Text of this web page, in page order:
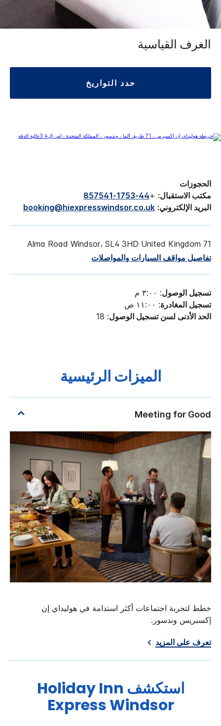
الغرف القياسية
حدد التواريخ
الحجوزات
مكتب الاستقبال: +
44-1753-857541
البريد الإلكتروني: booking@hiexpresswindsor.co.uk
71 Alma Road Windsor، SL4 3HD United Kingdom
تفاصيل مواقف السيارات والمواصلات
تسجيل الوصول: ٣:٠٠ م
تسجيل المغادرة: ١١:٠٠ ص
الحد الأدنى لسن تسجيل الوصول: 18
الميزات الرئيسية
خطط لتجربة اجتماعات أكثر استدامة في هوليداي إن
إكسبريس وندسور.
تعرف على المزيد
استكشف Holiday Inn
ExpressWindsor